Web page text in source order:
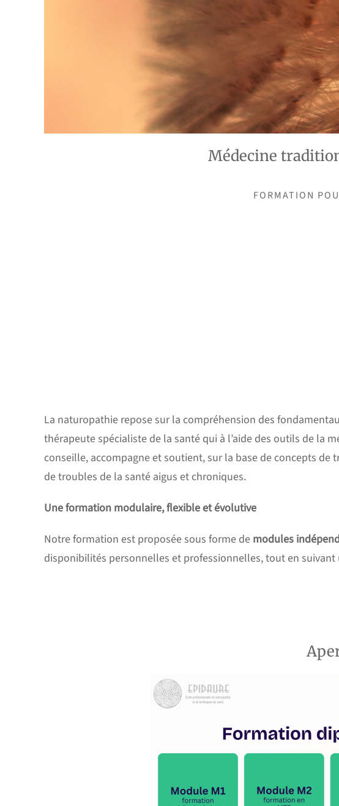
Médecine
FORMATION
La naturopathie repose sur la compréhension des
thérapeute spécialiste de la santé qui à l’aide des outils de la
conseille, accompagne et soutient, sur la base de concepts
de troubles de la santé aigus et chroniques.
Une formation modulaire, flexible et évolutive
Notre formation est proposée sous forme de modules
disponibilités personnelles et professionnelles, tout en